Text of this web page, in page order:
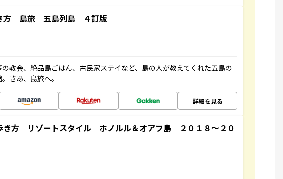
方 島旅 五島列島 ４訂版
教会、絶品島ごはん、古民家ステイなど、島の人が教えてくれた五島の
さあ、島旅へ。
詳細を見る
き方 リゾートスタイル ホノルル＆オアフ島 ２０１８～２０